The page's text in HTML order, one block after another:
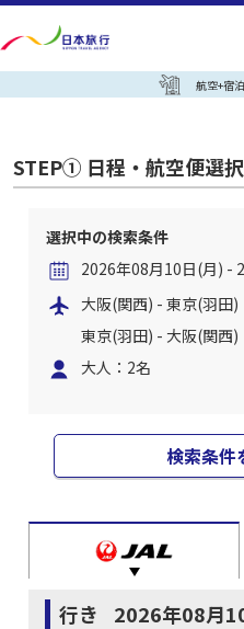
航空+宿
STEP① 日程・航空便選択
選択中の検索条件
2026年08月10日(月) -
大阪(関西) - 東京(羽田)
東京(羽田) - 大阪(関西)
大人：2名
検索条件
行き 2026年08月